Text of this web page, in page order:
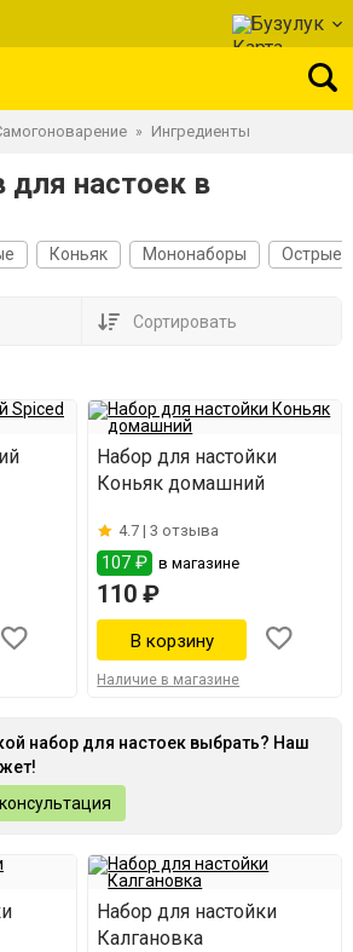
Бузулук
» Ингредиенты
настоек в
Коньяк Мононаборы Острые
Сортировать
Набор для настойки
Коньяк домашний
4.7 |3 отзыва
107 ₽ в магазине
110 ₽
Наличие в магазине
набор для настоек выбрать? Наш
Набор для настойки
Калгановка